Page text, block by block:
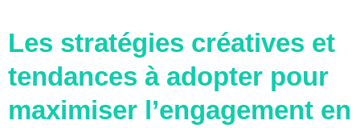
Les stratégies créatives et
tendances à adopter pour
maximiser l’engagement en